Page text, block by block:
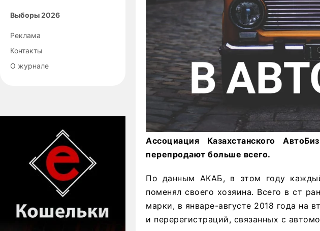
Выборы 2026
Реклама
Контакты
О журнале
Ассоциация Казахстанского
перепродают больше всего.
По данным АКАБ, в этом году
поменял своего хозяина. Всего в ст
марки, в январе-августе 2018 года на
и перерегистраций, связанных с